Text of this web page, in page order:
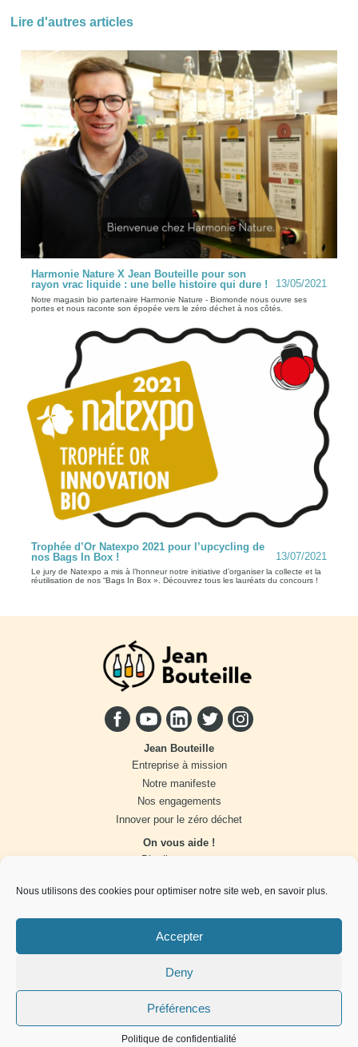
Nous utilisons des cookies pour optimiser notre site web, en savoir plus.
Accepter
Deny
Préférences
Politique de confidentialité
Lire d'autres articles
Harmonie Nature X Jean Bouteille pour son
rayon vrac liquide : une belle histoire qui dure !
13/05/2021
Notre magasin bio partenaire Harmonie Nature - Biomonde nous ouvre ses
portes et nous raconte son épopée vers le zéro déchet à nos côtés.
Trophée d’Or Natexpo 2021 pour l’upcycling de
nos Bags In Box !
13/07/2021
Le jury de Natexpo a mis à l’honneur notre initiative d’organiser la collecte et la
réutilisation de nos “Bags In Box ». Découvrez tous les lauréats du concours !
Jean Bouteille
Entreprise à mission
Notre manifeste
Nos engagements
Innover pour le zéro déchet
On vous aide !
Distributeur vrac
Produits en vrac
Mentions légales Politique de confidentialité Cookies
Pour vous tenir informés de
zéro déchet, c’est par ici !